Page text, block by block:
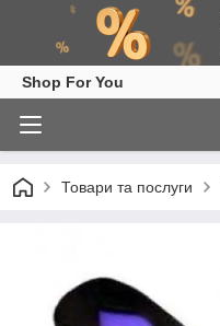
Shop For You
Товари та послуги